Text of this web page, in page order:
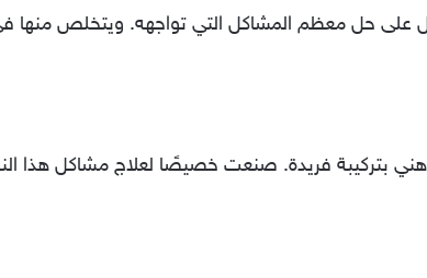
على حل معظم المشاكل التي تواجهه. ويتخلص
بتركيبة فريدة. صنعت خصيصًا لعلاج مشاكل هذا